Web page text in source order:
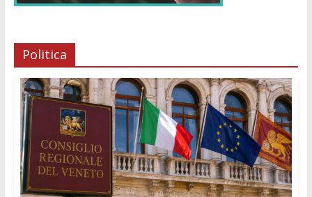
Politica